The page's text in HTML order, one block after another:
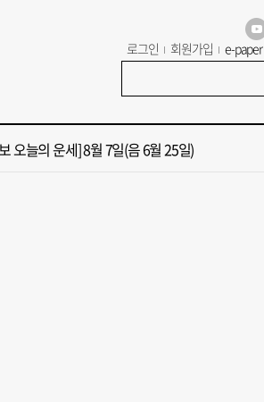
로그인 회원가입 e-paper
신청사, 북항 재개발 부지 복합항만지구 확정
보 오늘의 운세] 8월 7일(음 6월 25일)
해양수산부’ 2030년 부산 북항시대 연다